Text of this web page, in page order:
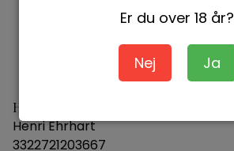
Er du over 18 år?
Nej Ja
Henri Ehrhart Riesling
Henri Ehrhart
3322721203667